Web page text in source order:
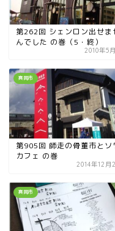
第262回 シェンロン出せま
んでした の巻（5・終）
2010年5
真岡市
第905回 師走の骨董市とソ
カフェ の巻
2014年12月
真岡市